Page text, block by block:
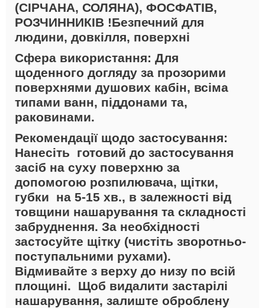
(СІРЧАНА, СОЛЯНА), ФОСФАТІВ,
РОЗЧИННИКІВ !Безпечний для
людини, довкілля, поверхні
Сфера використання: Для
щоденного догляду за прозорими
поверхнями душових кабін, всіма
типами ванн, піддонами та,
раковинами.
Рекомендації щодо застосування:
Нанесіть готовий до застосування
засіб на суху поверхню за
допомогою розпилювача, щітки,
губки на 5-15 хв., в залежності від
товщини нашарування та складності
забруднення. За необхідності
застосуйте щітку (чистіть зворотньо-
поступальними рухами).
Відмивайте з верху до низу по всій
площині. Щоб видалити застарілі
нашарування, залиште оброблену